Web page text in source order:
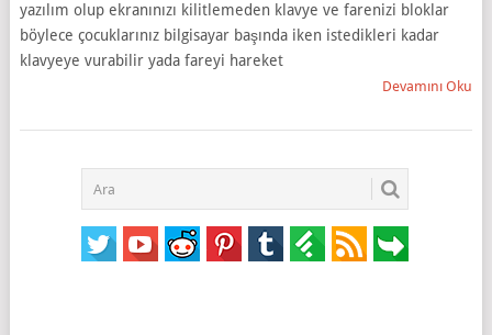
yazılım olup ekranınızı kilitlemeden klavye ve farenizi bloklar
böylece çocuklarınız bilgisayar başında iken istedikleri kadar
klavyeye vurabilir yada fareyi hareket
Devamını Oku